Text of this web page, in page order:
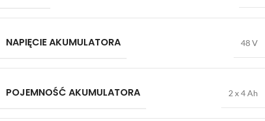
NAPIĘCIE AKUMULATORA 48 V
POJEMNOŚĆ AKUMULATORA 2 x 4 Ah